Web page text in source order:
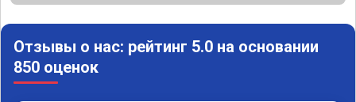
Отзывы о нас: рейтинг 5.0 на основании
850 оценок